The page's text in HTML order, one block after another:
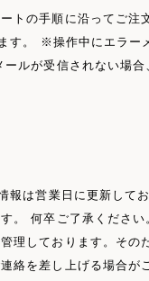
トの手順に沿ってご注
す。 ※操作中にエラー
ルが受信されない場合
報は営業日に更新して
。 何卒ご了承くださ
理しております。その
絡を差し上げる場合が